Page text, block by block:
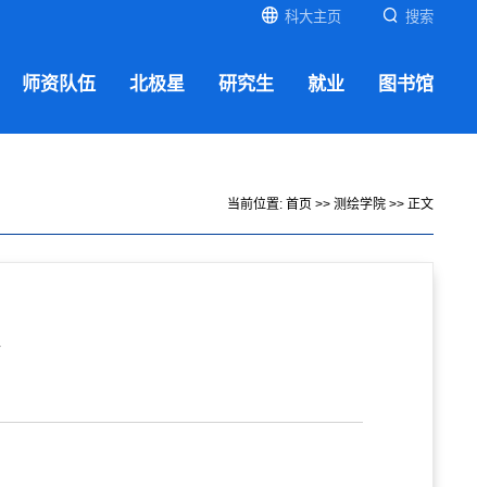
科大主页 搜索
师资队伍 北极星 研究生 就业 图书馆
当前位置: 首页 >> 测绘学院>> 正文